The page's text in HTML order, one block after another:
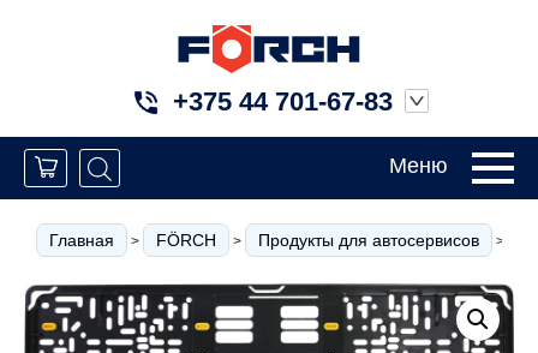
+375 44 701-67-83
Меню
Главная > FÖRCH > Продукты для автосервисов >